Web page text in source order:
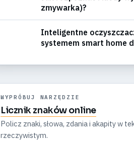
zmywarka)?
Inteligentne
systemem smart home
WYPRÓBUJ NARZĘDZIE
Licznik znaków online
Policz znaki, słowa, zdania i akapity w
rzeczywistym.